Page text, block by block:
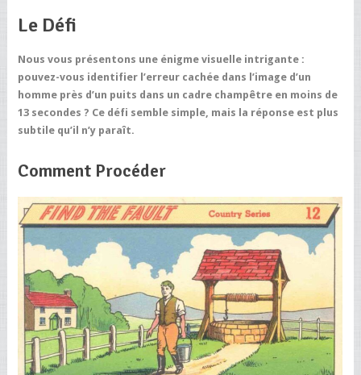
Le Défi
Nous vous présentons une énigme visuelle intrigante :
pouvez-vous identifier l’erreur cachée dans l’image d’un
homme près d’un puits dans un cadre champêtre en moins de
13 secondes ? Ce défi semble simple, mais la réponse est plus
subtile qu’il n’y paraît.
Comment Procéder